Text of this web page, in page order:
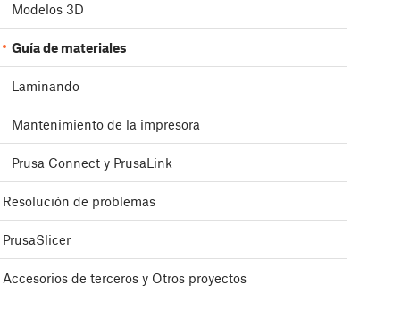
Modelos 3D
Guía de materiales
Laminando
Mantenimiento de la impresora
Prusa Connect y PrusaLink
Resolución de problemas
PrusaSlicer
Accesorios de terceros y Otros proyectos